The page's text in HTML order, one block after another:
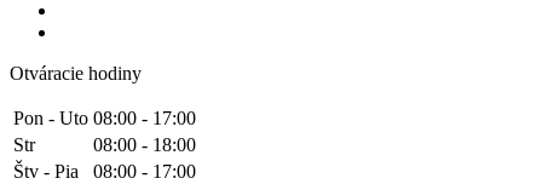
Otváracie hodiny
Pon - Uto 08:00 - 17:00
Str
08:00 - 18:00
Štv - Pia
08:00 - 17:00